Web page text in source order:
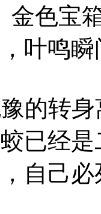
色宝
叶鸣
的转身
已经
自己